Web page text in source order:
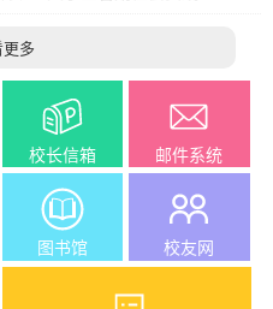
多
校长信箱 邮件系统
图书馆 校友网